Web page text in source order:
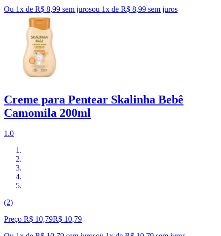
Ou 1x de R$ 8,99 sem jurosou 1x de R$ 8,99 sem juros
Creme para Pentear Skalinha Bebê
Camomila 200ml
1.0
(2)
Preço R$ 10,79R$ 10,79